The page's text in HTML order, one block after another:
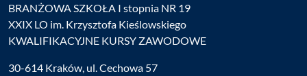
BRANŻOWA SZKOŁA I stopnia NR 19
XXIX LO im. Krzysztofa Kieślowskiego
KWALIFIKACYJNE KURSY ZAWODOWE
30-614 Kraków, ul. Cechowa 57